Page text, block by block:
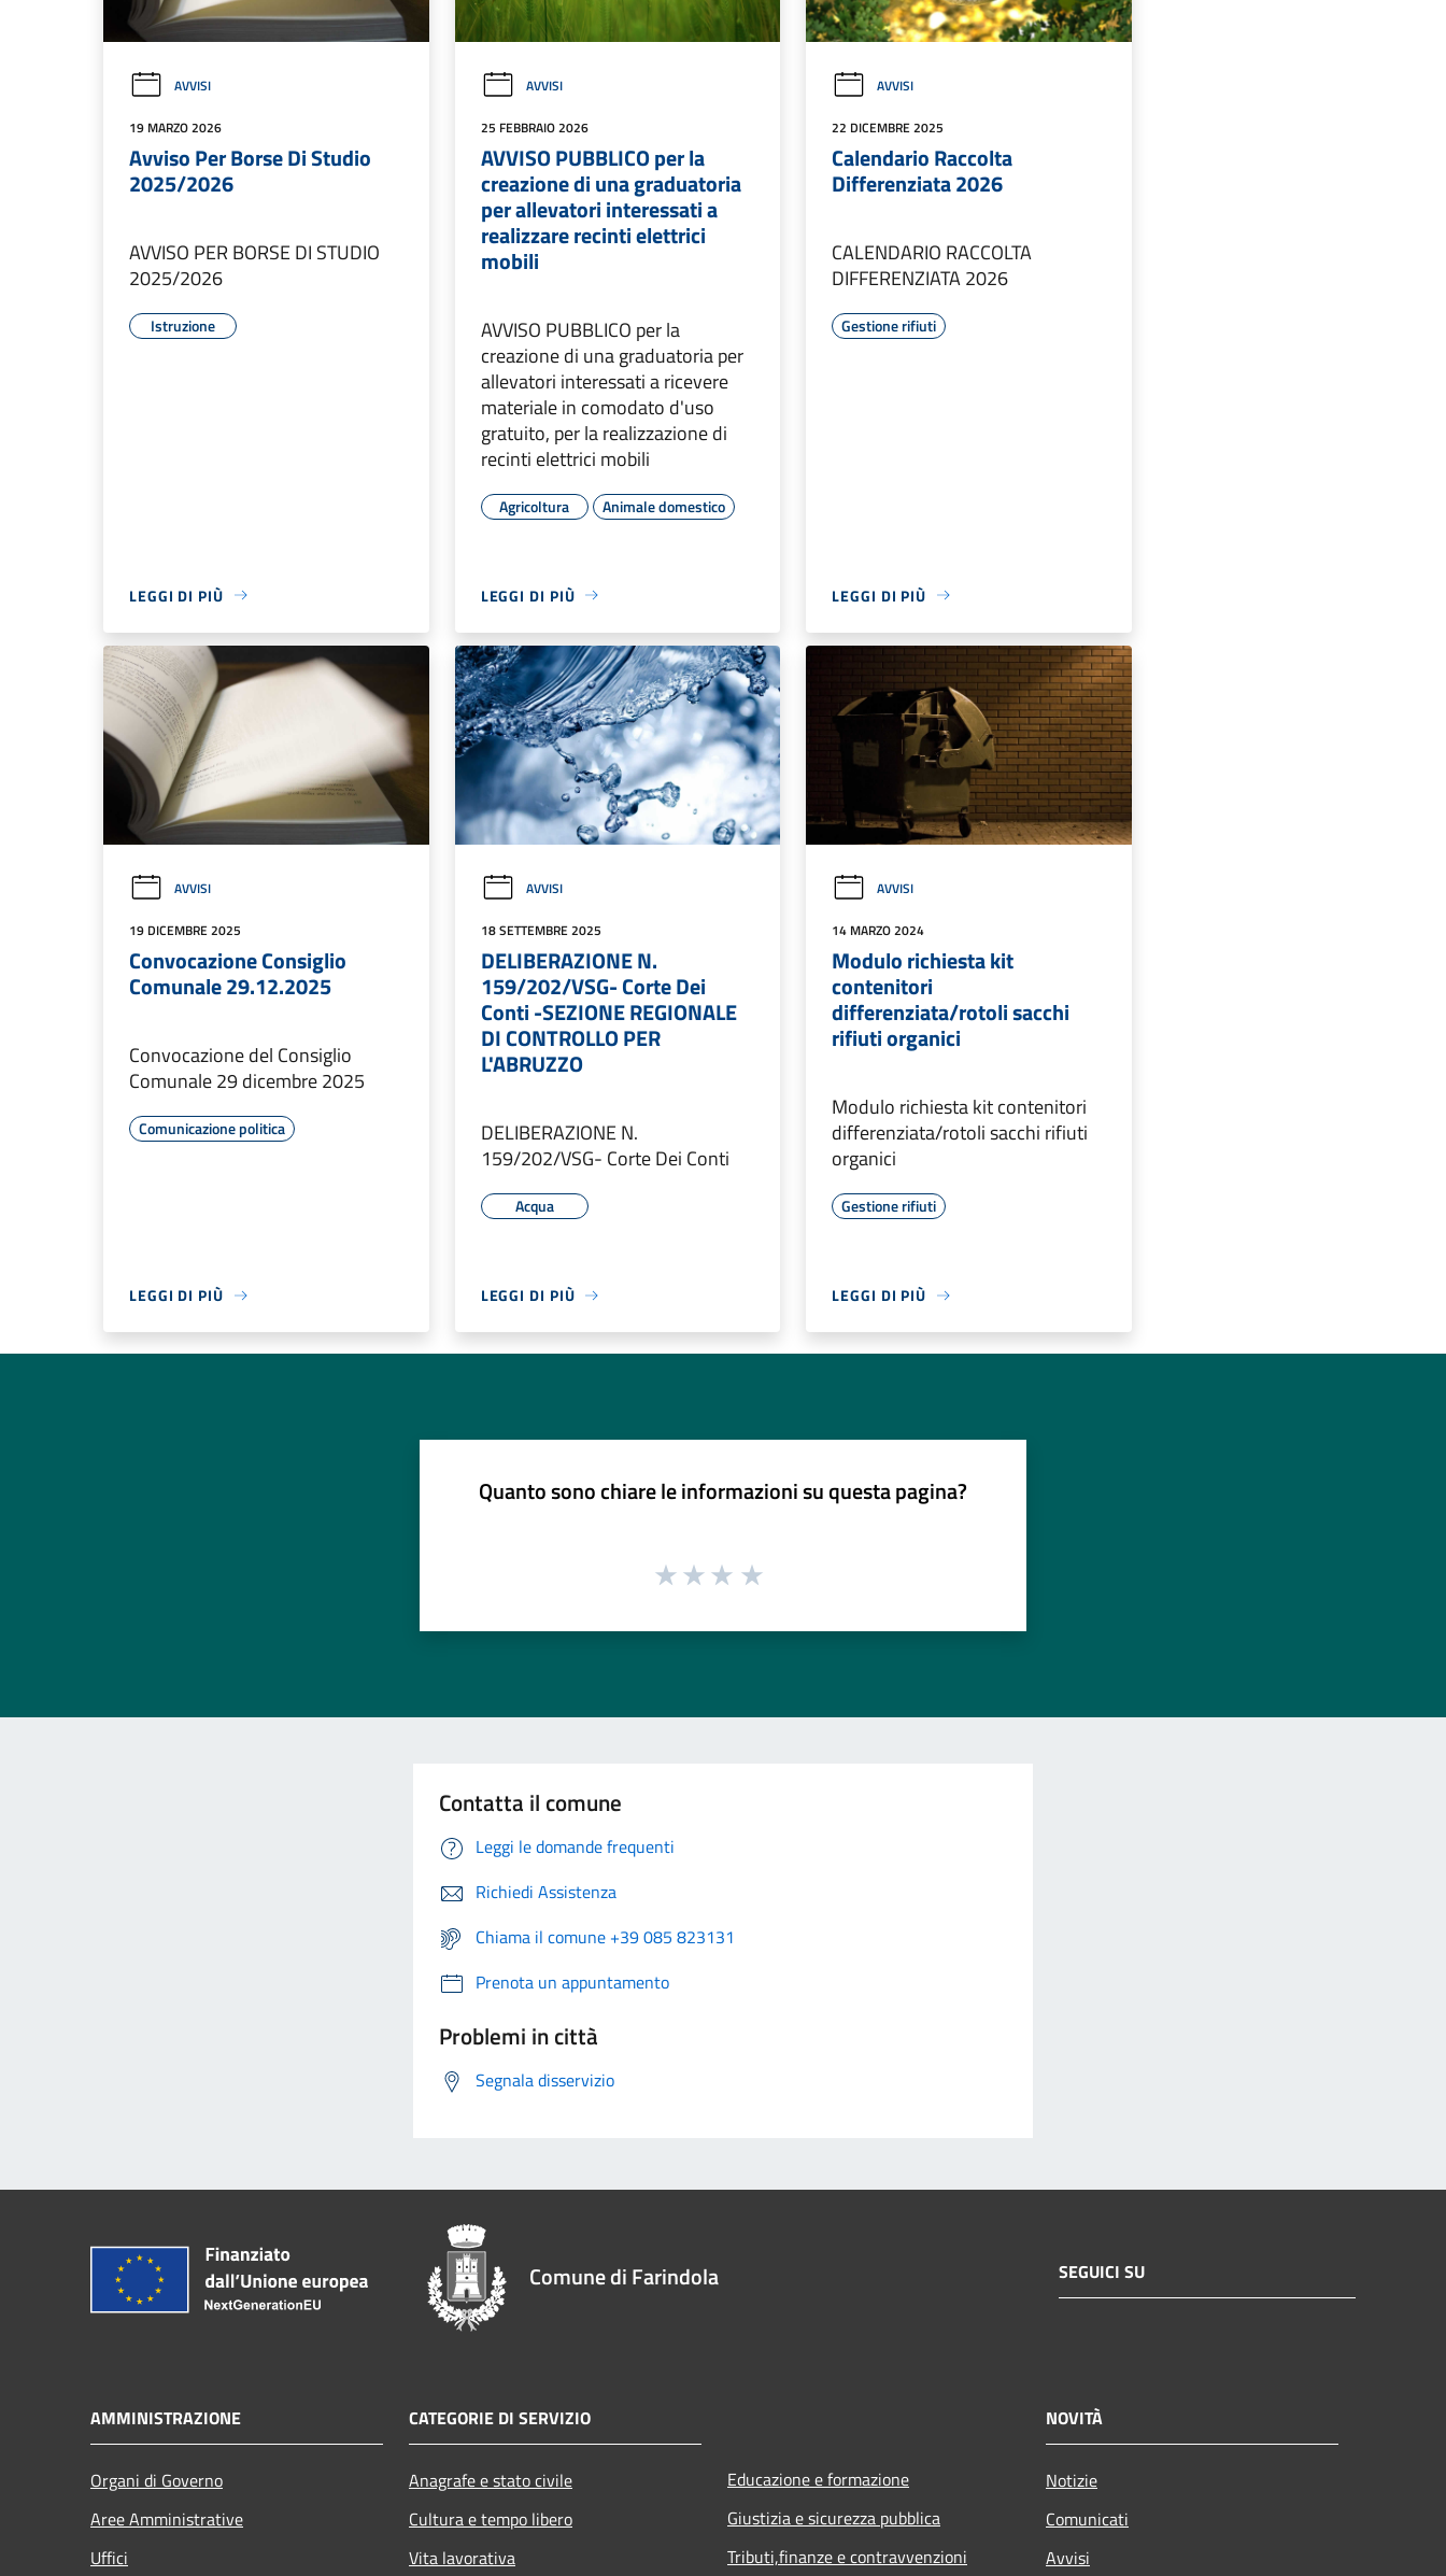
AVVISI
19 MARZO 2026
Avviso Per Borse Di Studio
2025/2026
AVVISO PER BORSE DI STUDIO
2025/2026
Istruzione
LEGGI DI PIÙ
AVVISI
25 FEBBRAIO 2026
AVVISO PUBBLICO per la
creazione di una graduatoria
per allevatori interessati a
realizzare recinti elettrici
mobili
AVVISO PUBBLICO per la
creazione di una graduatoria per
allevatori interessati a ricevere
materiale in comodato d'uso
gratuito, per la realizzazione di
recinti elettrici mobili
Agricoltura Animale domestico
LEGGI DI PIÙ
AVVISI
22 DICEMBRE 2025
Calendario Raccolta
Differenziata 2026
CALENDARIO RACCOLTA
DIFFERENZIATA 2026
Gestione rifiuti
LEGGI DI PIÙ
AVVISI
19 DICEMBRE 2025
Convocazione Consiglio
Comunale 29.12.2025
Convocazione del Consiglio
Comunale 29 dicembre 2025
Comunicazione politica
LEGGI DI PIÙ
AVVISI
18 SETTEMBRE 2025
DELIBERAZIONE N.
159/202/VSG- Corte Dei
Conti -SEZIONE REGIONALE
DI CONTROLLO PER
L'ABRUZZO
DELIBERAZIONE N.
159/202/VSG- Corte Dei Conti
Acqua
LEGGI DI PIÙ
AVVISI
14 MARZO 2024
Modulo richiesta kit
contenitori
differenziata/rotoli sacchi
rifiuti organici
Modulo richiesta kit contenitori
differenziata/rotoli sacchi rifiuti
organici
Gestione rifiuti
LEGGI DI PIÙ
Quanto sono chiare le informazioni su questa pagina?
Contatta il comune
Leggi le domande frequenti
Richiedi Assistenza
Chiama il comune +39 085 823131
Prenota un appuntamento
Problemi in città
Segnala disservizio
Comune di Farindola SEGUICI SU
AMMINISTRAZIONE
Organi di Governo
Aree Amministrative
Uffici
CATEGORIE DI SERVIZIO
Anagrafe e stato civile
Cultura e tempo libero
Vita lavorativa
Educazione e formazione
Giustizia e sicurezza pubblica
Tributi,finanze e contravvenzioni
NOVITÀ
Notizie
Comunicati
Avvisi